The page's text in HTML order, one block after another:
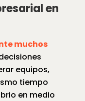
en
muchos
equipos,
tiempo
en medio